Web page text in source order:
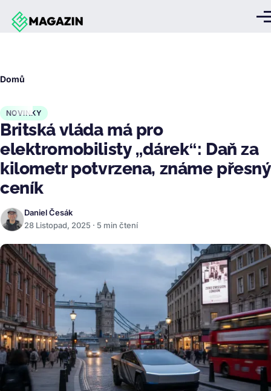
Přejít k hlavnímu obsahu
Domů
NOVINKY
Britská vláda má pro
elektromobilisty „dárek“: Daň za
kilometr potvrzena, známe přesný
ceník
Daniel Česák
28 Listopad, 2025 · 5 min čtení